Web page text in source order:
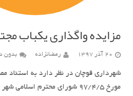
مزایده واگذاری یکباب
20 آذر 1397 رمضانزاده بدون
مورخ 97/4/5 شورای محترم